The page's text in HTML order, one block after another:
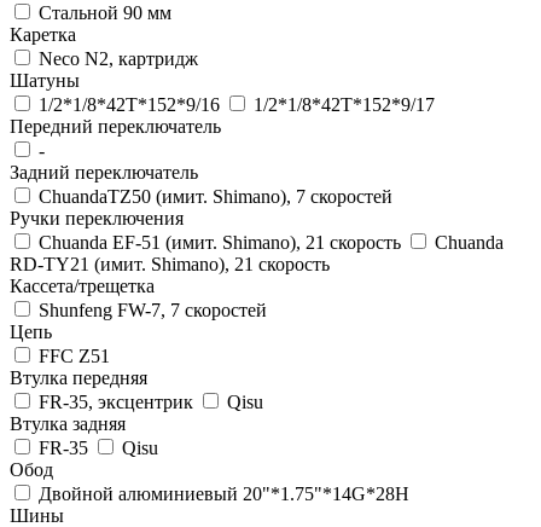
Стальной 90 мм
Каретка
Neco N2, картридж
Шатуны
1/2*1/8*42T*152*9/16
1/2*1/8*42T*152*9/17
Передний переключатель
-
Задний переключатель
ChuandaTZ50 (имит. Shimano), 7 скоростей
Ручки переключения
Chuanda EF-51 (имит. Shimano), 21 скорость
Chuanda
RD-TY21 (имит. Shimano), 21 скорость
Кассета/трещетка
Shunfeng FW-7, 7 скоростей
Цепь
FFC Z51
Втулка передняя
FR-35, эксцентрик
Qisu
Втулка задняя
FR-35
Qisu
Обод
Двойной алюминиевый 20"*1.75"*14G*28H
Шины